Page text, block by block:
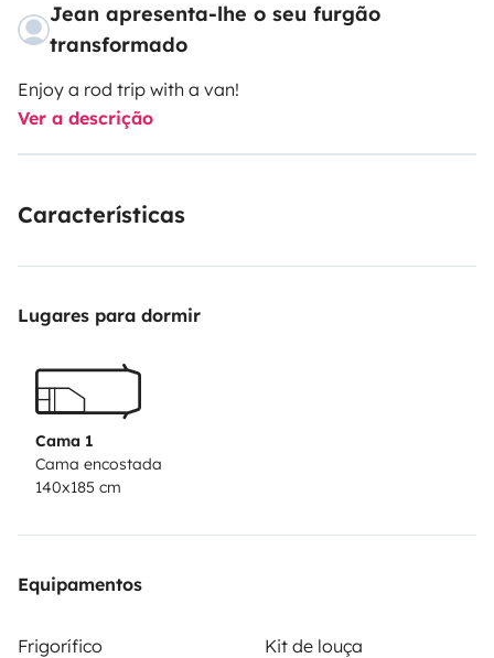
Jean apresenta-lhe o seu furgão
transformado
Enjoy a rod trip with a van!
Ver a descrição
Características
Lugares para dormir
Cama 1
Cama encostada
140x185 cm
Equipamentos
Frigorífico
Kit de louça